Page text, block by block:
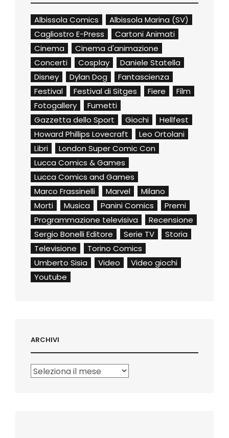
Albissola Comics
Albissola Marina (SV)
Cagliostro E-Press
Cartoni Animati
Cinema
Cinema d'animazione
Concerti
Cosplay
Daniele Statella
Disney
Dylan Dog
Fantascienza
Festival
Festival di Sitges Fiere
Film
Fotogallery
Fumetti
Gazzetta dello Sport
Giochi
Hellfest
Howard Phillips Lovecraft
Leo Ortolani
Libri
London Super Comic Con
Lucca Comics & Games
Lucca Comics and Games
Marco Frassinelli
Marvel
Milano
Morti
Musica Panini Comics
Premi
Programmazione televisiva
Recensione
Sergio Bonelli Editore
Serie TV
Storia
Televisione
Torino Comics
Umberto Sisia
Video
Video giochi
Youtube
ARCHIVI
Archivi